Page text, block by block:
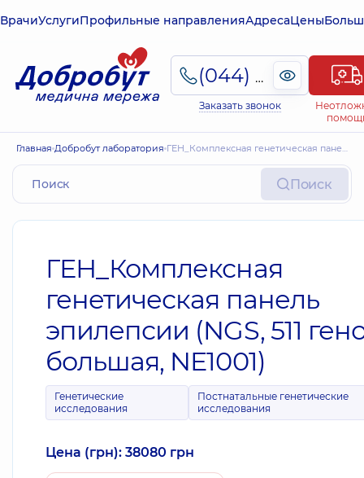
ВрачиУслугиПрофильные направленияАдресаЦены
(044) 495-2-888
Заказать звонок
Главная Добробут лаборатория ГЕН_Комплексная генетическая панель эпилепсии (NGS, 511 генов, большая, NE1001)
Поиск
ГЕН_Комплексная
генетическая панель
эпилепсии (NGS, 511
большая, NE1001)
Генетические
исследования
Постнатальные генетические
исследования
Цена (грн): 38080 грн